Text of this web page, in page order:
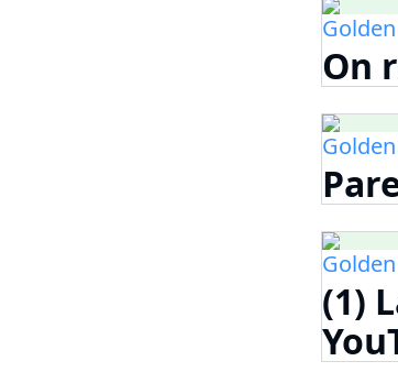
On
(1)